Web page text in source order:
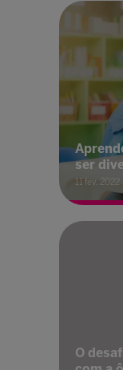
ser
11 fev. 2022
O